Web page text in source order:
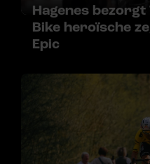
Hagenes bezorgt
Bike heroïsche
Epic